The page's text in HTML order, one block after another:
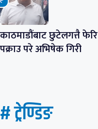
काठमाडौंबाट छुटेलगत्तै फेरि
पक्राउ परे अभिषेक गिरी
# ट्रेण्डिङ